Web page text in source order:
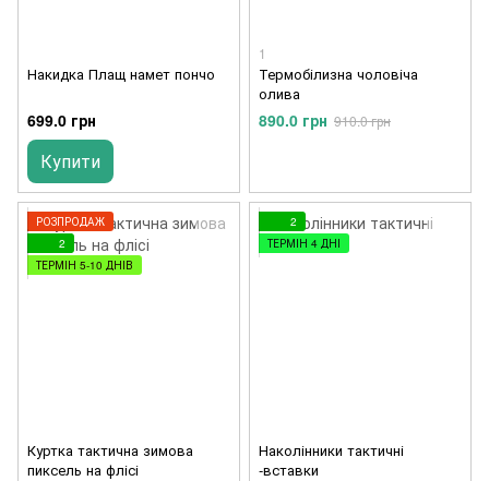
Накидка Плащ намет пончо
699.0 грн
Купити
1
Термобілизна чоловіча
олива
890.0 грн 910.0 грн
РОЗПРОДАЖ
2
ТЕРМІН 5-10 ДНІВ
Куртка тактична зимова
пиксель на флісі
2
ТЕРМІН 4 ДНІ
Наколінники тактичні
-вставки